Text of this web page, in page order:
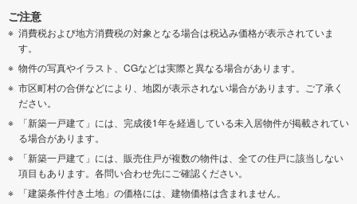
ご注意
消費税および地方消費税の対象となる場合は税込み価格が表示されていま
す。
物件の写真やイラスト、CGなどは実際と異なる場合があります。
市区町村の合併などにより、地図が表示されない場合があります。ご了承く
ださい。
「新築一戸建て」には、完成後1年を経過している未入居物件が掲載されてい
る場合があります。
「新築一戸建て」には、販売住戸が複数の物件は、全ての住戸に該当しない
項目もあります。各問い合わせ先にご確認ください。
「建築条件付き土地」の価格には、建物価格は含まれません。